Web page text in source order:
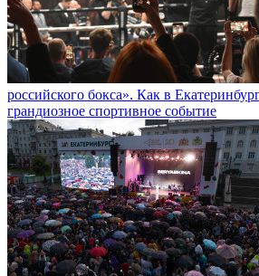
российского бокса». Как в
грандиозное спортивное событие